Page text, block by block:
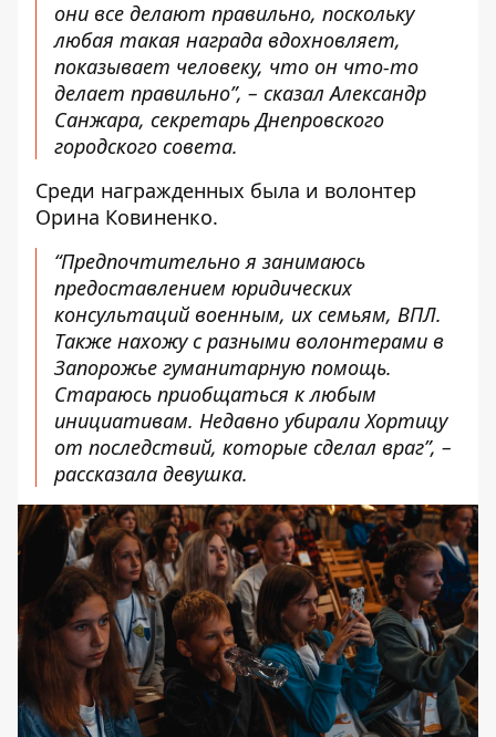
они все делают правильно, поскольку
любая такая награда вдохновляет,
показывает человеку, что он что-то
делает правильно”, – сказал Александр
Санжара, секретарь Днепровского
городского совета.
Среди награжденных была и волонтер
Орина Ковиненко.
“Предпочтительно я занимаюсь
предоставлением юридических
консультаций военным, их семьям, ВПЛ.
Также нахожу с разными волонтерами в
Запорожье гуманитарную помощь.
Стараюсь приобщаться к любым
инициативам. Недавно убирали Хортицу
от последствий, которые сделал враг”, –
рассказала девушка.